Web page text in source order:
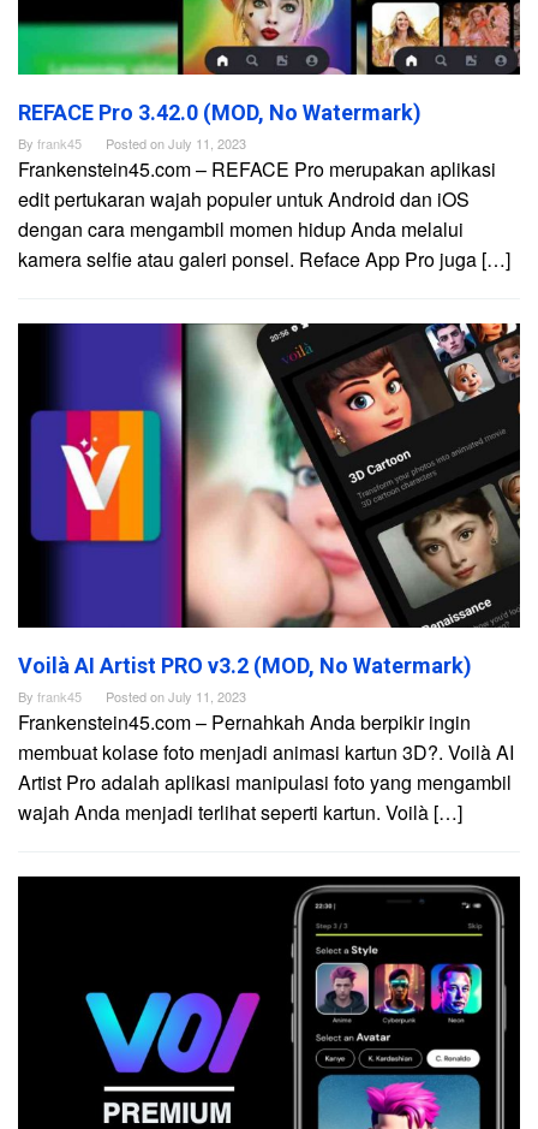
REFACE Pro 3.42.0 (MOD, No Watermark)
By frank45 Posted onJuly 11, 2023
Frankenstein45.com – REFACE Pro merupakan aplikasi
edit pertukaran wajah populer untuk Android dan iOS
dengan cara mengambil momen hidup Anda melalui
kamera selfie atau galeri ponsel. Reface App Pro juga […]
Voilà AI Artist PRO v3.2 (MOD, No Watermark)
By frank45 Posted onJuly 11, 2023
Frankenstein45.com – Pernahkah Anda berpikir ingin
membuat kolase foto menjadi animasi kartun 3D?. Voilà AI
Artist Pro adalah aplikasi manipulasi foto yang mengambil
wajah Anda menjadi terlihat seperti kartun. Voilà […]